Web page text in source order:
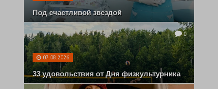
Под счастливой звездой
0
07.08.2026
33 удовольствия от Дня физкультурника